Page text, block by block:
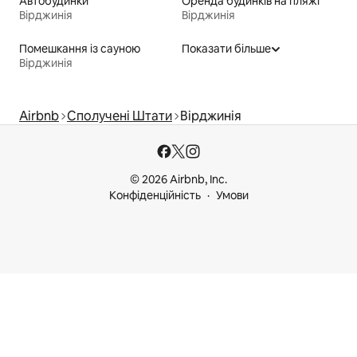
Вірджинія
Вірджинія
Помешкання із сауною
Вірджинія
Показати більше
Airbnb Сполучені Штати Вірджинія
© 2026 Airbnb, Inc.
Конфіденційність
Умови